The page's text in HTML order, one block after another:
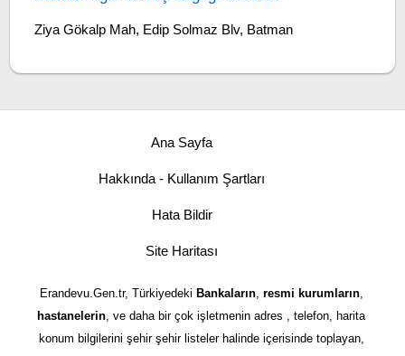
Ziya Gökalp Mah, Edip Solmaz Blv, Batman
Ana Sayfa
Hakkında - Kullanım Şartları
Hata Bildir
Site Haritası
Erandevu.Gen.tr, Türkiyedeki Bankaların, resmi kurumların,
hastanelerin, ve daha bir çok işletmenin adres , telefon, harita
konum bilgilerini şehir şehir listeler halinde içerisinde toplayan,